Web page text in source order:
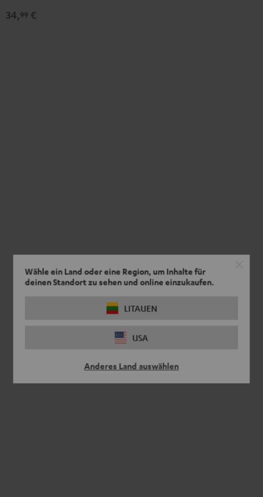
Wähle ein Land oder eine Region, um Inhalte für
deinen Standort zu sehen und online einzukaufen.
LITAUEN
USA
Anderes Land auswählen
34,99 €